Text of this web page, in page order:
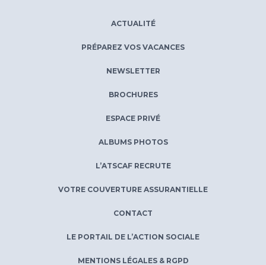
ACTUALITÉ
PRÉPAREZ VOS VACANCES
NEWSLETTER
BROCHURES
ESPACE PRIVÉ
ALBUMS PHOTOS
L’ATSCAF RECRUTE
VOTRE COUVERTURE ASSURANTIELLE
CONTACT
LE PORTAIL DE L’ACTION SOCIALE
MENTIONS LÉGALES & RGPD